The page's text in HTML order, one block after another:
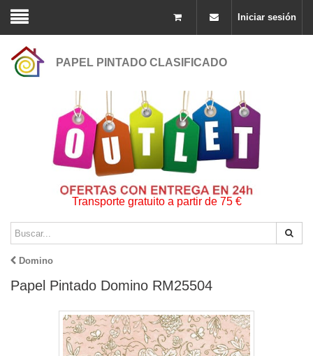
Iniciar sesión
PAPEL PINTADO CLASIFICADO
Transporte gratuito a partir de 75 €
Domino
Papel Pintado Domino RM25504